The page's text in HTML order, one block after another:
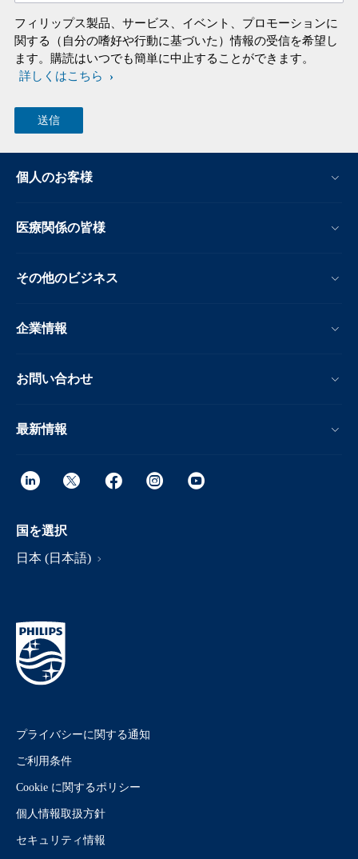
フィリップス製品、サービス、イベント、プロモーションに
関する（自分の嗜好や行動に基づいた）情報の受信を希望し
ます。購読はいつでも簡単に中止することができます。
詳しくはこちら
個人のお客様
医療関係の皆様
その他のビジネス
企業情報
お問い合わせ
最新情報
国を選択
日本 (日本語)
プライバシーに関する通知
ご利用条件
Cookie に関するポリシー
個人情報取扱方針
セキュリティ情報